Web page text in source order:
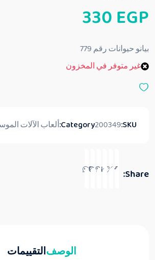
م
ا
ي
م
ن
330 EGP
بيانو حيوانات رقم 779
غير متوفر في المخزون
SKU:
200349
Category:ألعاب الآلات
Share:
الوصفالتقييمات